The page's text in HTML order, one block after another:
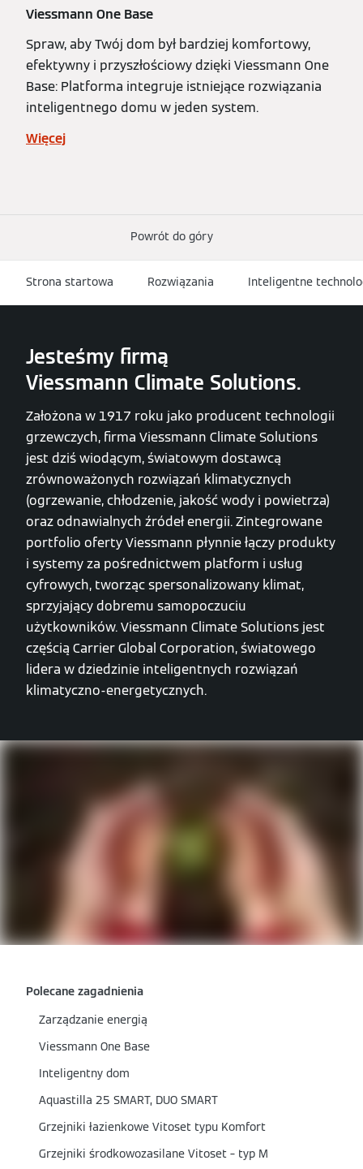
Viessmann One Base
Spraw, aby Twój dom był bardziej komfortowy,
efektywny i przyszłościowy dzięki Viessmann One
Base: Platforma integruje istniejące rozwiązania
inteligentnego domu w jeden system.
Więcej
Powrót do góry
Strona startowa Rozwiązania Inteligentne
Jesteśmy firmą
Viessmann Climate Solutions.
Założona w 1917 roku jako producent technologii
grzewczych, firma Viessmann Climate Solutions
jest dziś wiodącym, światowym dostawcą
zrównoważonych rozwiązań klimatycznych
(ogrzewanie, chłodzenie, jakość wody i powietrza)
oraz odnawialnych źródeł energii. Zintegrowane
portfolio oferty Viessmann płynnie łączy produkty
i systemy za pośrednictwem platform i usług
cyfrowych, tworząc spersonalizowany klimat,
sprzyjający dobremu samopoczuciu
użytkowników. Viessmann Climate Solutions jest
częścią Carrier Global Corporation, światowego
lidera w dziedzinie inteligentnych rozwiązań
klimatyczno-energetycznych.
Polecane zagadnienia
Zarządzanie energią
Viessmann One Base
Inteligentny dom
Aquastilla 25 SMART, DUO SMART
Grzejniki łazienkowe Vitoset typu Komfort
Grzejniki środkowozasilane Vitoset – typ M